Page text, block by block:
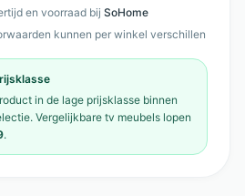
en voorraad bij SoHome
kunnen per winkel verschillen
in de lage prijsklasse binnen
Vergelijkbare tv meubels lopen
.